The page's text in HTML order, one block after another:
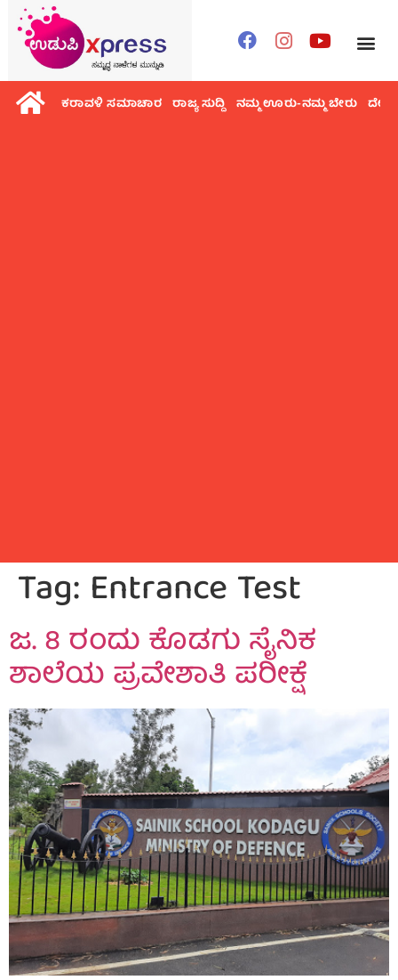
ಕರಾವಳಿ ಸಮಾಚಾರ ರಾಜ್ಯ ಸುದ್ದಿ ನಮ್ಮ ಊರು-ನಮ್ಮ ಬೇರು ದೇಶ
Tag: Entrance Test
ಜ. 8 ರಂದು ಕೊಡಗು ಸೈನಿಕ
ಶಾಲೆಯ ಪ್ರವೇಶಾತಿ ಪರೀಕ್ಷೆ